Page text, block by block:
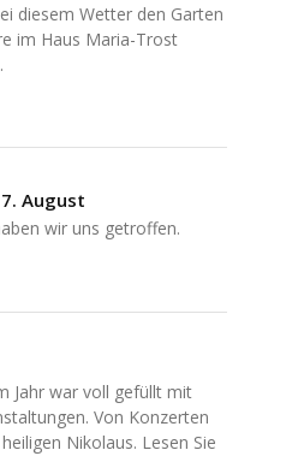
diesem Wetter den Garten
im Haus Maria-Trost
August
wir uns getroffen.
Jahr war voll gefüllt mit
Von Konzerten
Nikolaus. Lesen Sie